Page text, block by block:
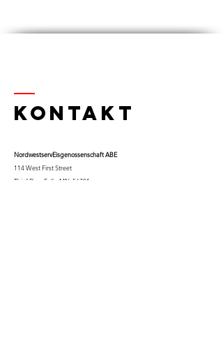
Kontakt
NordwestservEisgenossenschaft ABE
114 West First Street
Thief River Falls, MN 56701